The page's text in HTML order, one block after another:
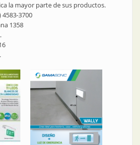
la mayor parte de sus productos.
4583-3700
1358